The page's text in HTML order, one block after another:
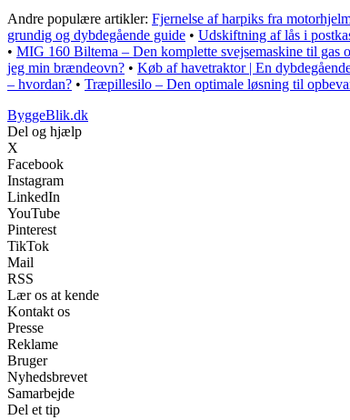
Andre populære artikler: Fjernelse af harpiks fra
grundig og dybdegående guide • Udskiftning af lås i
• MIG 160 Biltema – Den komplette svejsemaskine til gas
jeg min brændeovn? • Køb af havetraktor | En
– hvordan? • Træpillesilo – Den optimale løsning til
ByggeBlik.dk
Del og hjælp
X
Facebook
Instagram
LinkedIn
YouTube
Pinterest
TikTok
Mail
RSS
Lær os at kende
Kontakt os
Presse
Reklame
Bruger
Nyhedsbrevet
Samarbejde
Del et tip